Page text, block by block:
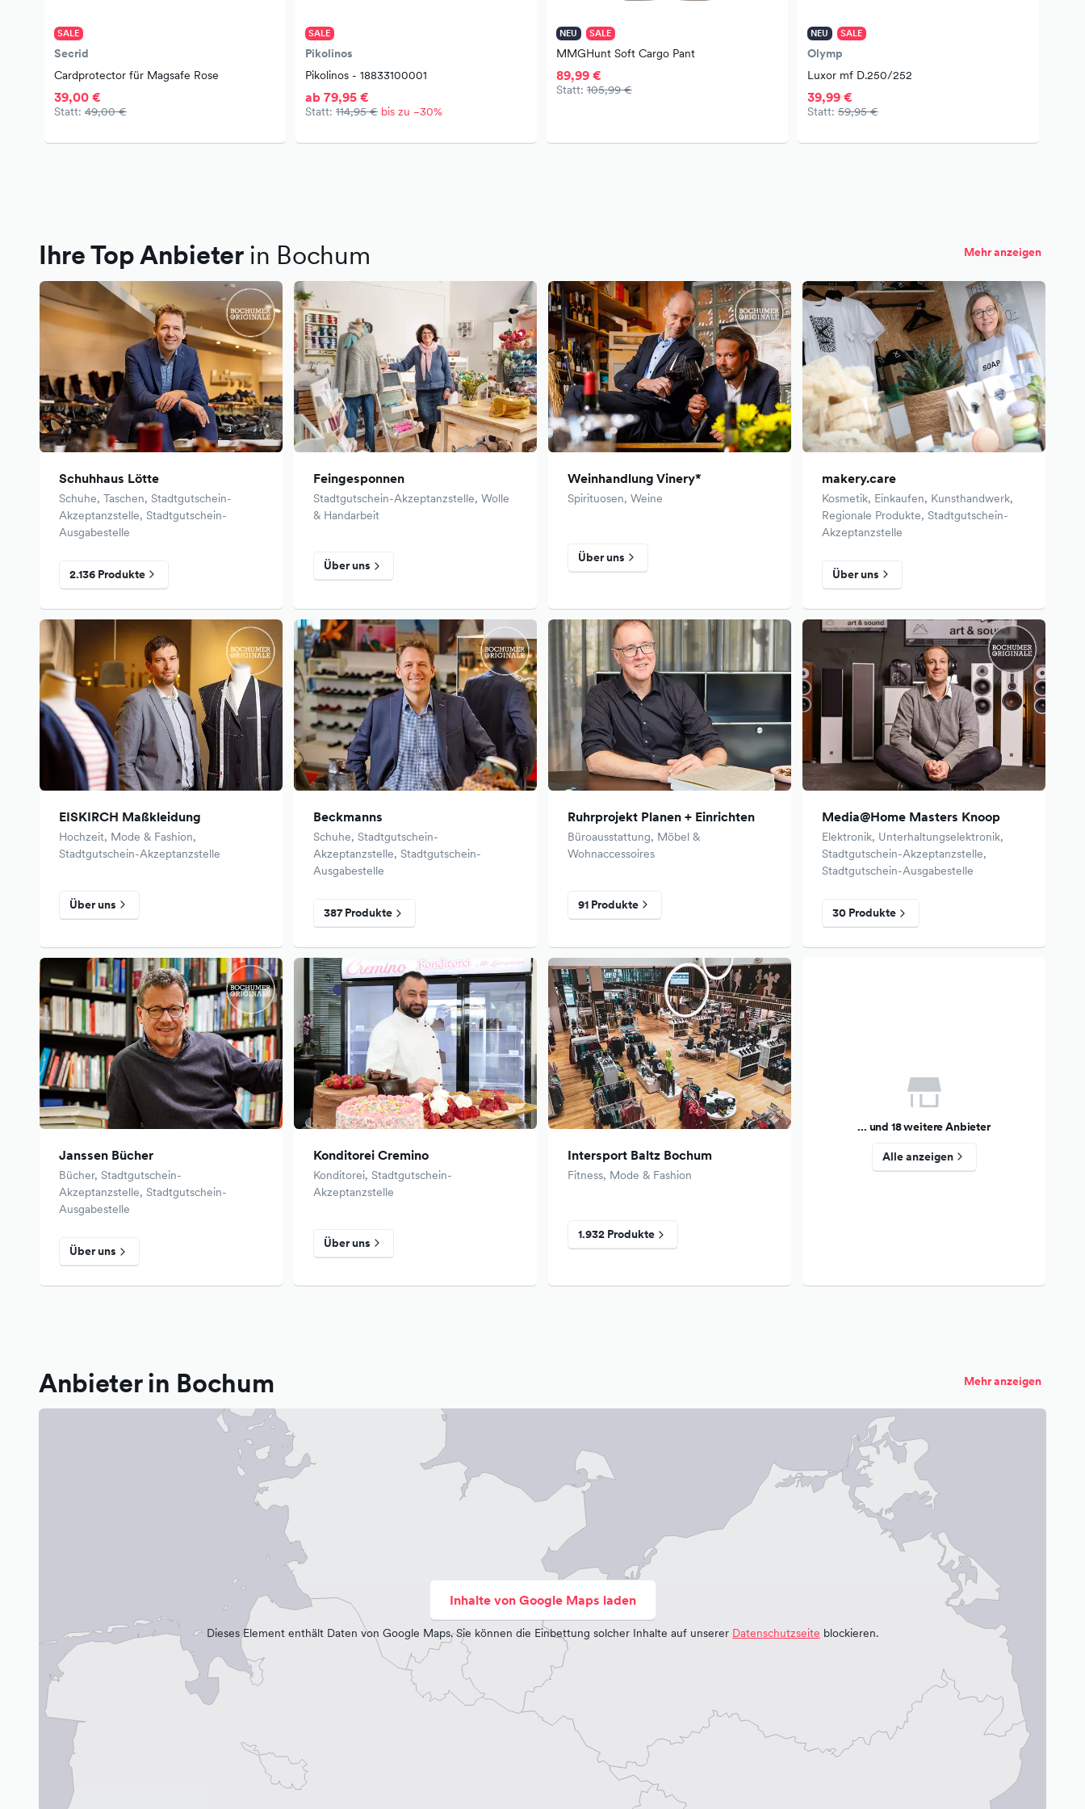
SALE
Secrid
Cardprotector für Magsafe Rose
39,00 €
Statt: 49,00 €
SALE
Pikolinos
Pikolinos - 18833100001
ab 79,95 €
Statt: 114,95 € bis zu −30%
NEU SALE
MMGHunt Soft Cargo Pant
89,99 €
Statt: 105,99 €
NEU SALE
Olymp
Luxor mf D.250/252
39,99 €
Statt: 59,95 €
Ihre Top Anbieterin Bochum Mehr anzeigen
Schuhhaus Lötte
Schuhe, Taschen, Stadtgutschein-
Akzeptanzstelle, Stadtgutschein-
Ausgabestelle
2.136 Produkte
Feingesponnen
Stadtgutschein-Akzeptanzstelle, Wolle
& Handarbeit
Über uns
Weinhandlung Vinery*
Spirituosen, Weine
Über uns
makery.care
Kosmetik, Einkaufen, Kunsthandwerk,
Regionale Produkte, Stadtgutschein-
Akzeptanzstelle
Über uns
EISKIRCH Maßkleidung
Hochzeit, Mode & Fashion,
Stadtgutschein-Akzeptanzstelle
Über uns
Beckmanns
Schuhe, Stadtgutschein-
Akzeptanzstelle, Stadtgutschein-
Ausgabestelle
387 Produkte
Ruhrprojekt Planen + Einrichten
Büroausstattung, Möbel &
Wohnaccessoires
91 Produkte
Media@Home Masters Knoop
Elektronik, Unterhaltungselektronik,
Stadtgutschein-Akzeptanzstelle,
Stadtgutschein-Ausgabestelle
30 Produkte
Janssen Bücher
Bücher, Stadtgutschein-
Akzeptanzstelle, Stadtgutschein-
Ausgabestelle
Über uns
Konditorei Cremino
Konditorei, Stadtgutschein-
Akzeptanzstelle
Über uns
Intersport Baltz Bochum
Fitness, Mode & Fashion
1.932 Produkte
... und 18 weitere Anbieter
Alle anzeigen
Anbieter in Bochum Mehr anzeigen
Inhalte von Google Maps laden
Dieses Element enthält Daten von Google Maps. Sie können die Einbettung solcher Inhalte auf unserer Datenschutzseite blockieren.